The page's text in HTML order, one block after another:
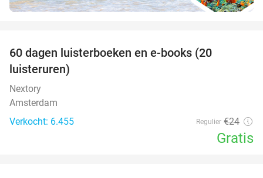
60 dagen luisterboeken en e-books (20
luisteruren)
Nextory
Amsterdam
Verkocht: 6.455
Regulier €24
Gratis